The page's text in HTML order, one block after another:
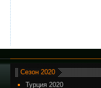
Сезон 2020
Турция 2020